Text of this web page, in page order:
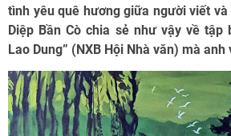
tình yêu quê hương giữa người viết và
Diệp Bần Cò chia sẻ như vậy về tập
Lao Dung” (NXB Hội Nhà văn) mà